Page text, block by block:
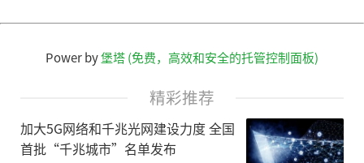
Power by堡塔 (免费，高效和安全的托管控制面板)
精彩推荐
加大5G网络和千兆光网建设力度 全国
首批“千兆城市”名单发布